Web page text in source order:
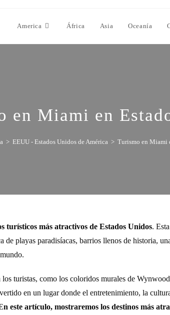
America África Asia Oceanía
en Miami en
> EEUU - Estados Unidos de América > Turismo en Miami
turísticos más atractivos de Estados Unidos.
playas paradisíacas, barrios llenos de historia,
turistas, como los coloridos murales de
en un lugar donde el entretenimiento, la
n este artículo, mostraremos los destinos más